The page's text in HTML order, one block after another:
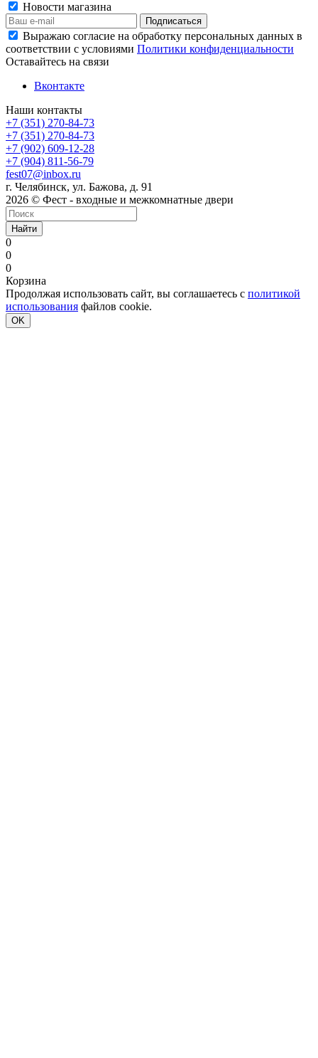
Новости магазина
Выражаю согласие на обработку персональных данных в
соответствии с условиями Политики конфиденциальности
Оставайтесь на связи
Вконтакте
Наши контакты
+7 (351) 270-84-73
+7 (351) 270-84-73
+7 (902) 609-12-28
+7 (904) 811-56-79
fest07@inbox.ru
г. Челябинск, ул. Бажова, д. 91
2026 © Фест - входные и межкомнатные двери
Найти
0
0
0
Корзина
Продолжая использовать сайт, вы соглашаетесь с политикой
использования файлов cookie.
OK